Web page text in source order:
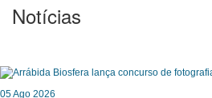
Notícias
05 Ago 2026